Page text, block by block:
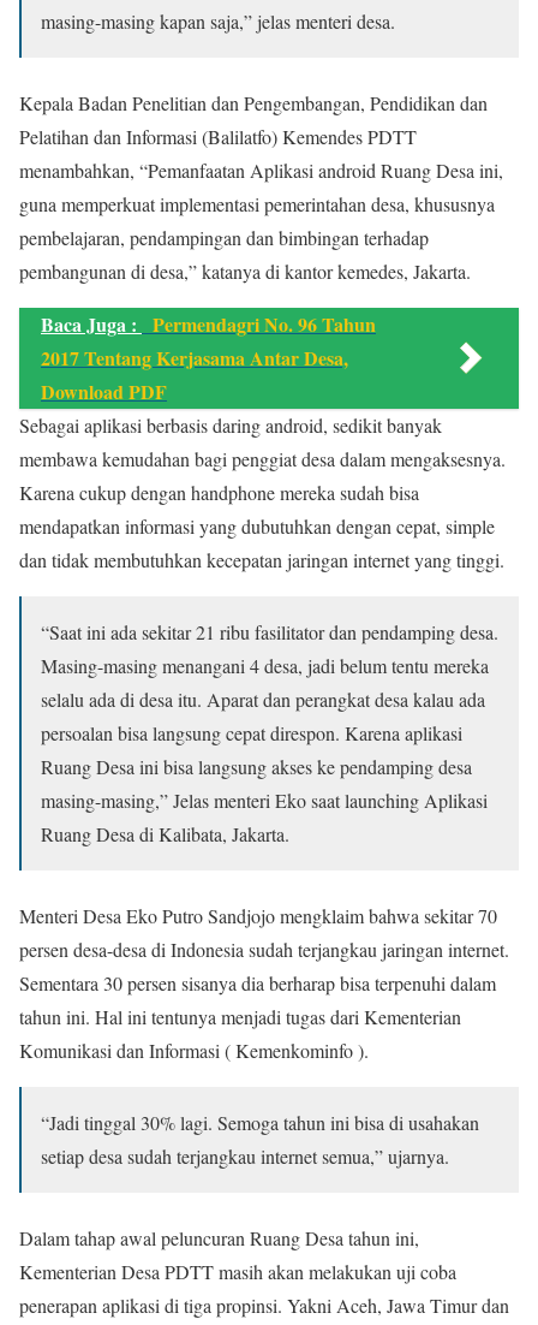
masing-masing kapan saja,” jelas menteri desa.
Kepala Badan Penelitian dan Pengembangan, Pendidikan dan
Pelatihan dan Informasi (Balilatfo) Kemendes PDTT
menambahkan, “Pemanfaatan Aplikasi android Ruang Desa ini,
guna memperkuat implementasi pemerintahan desa, khususnya
pembelajaran, pendampingan dan bimbingan terhadap
pembangunan di desa,” katanya di kantor kemedes, Jakarta.
Baca Juga :
Permendagri No. 96 Tahun
2017 Tentang Kerjasama Antar Desa,
Download PDF
Sebagai aplikasi berbasis daring android, sedikit banyak
membawa kemudahan bagi penggiat desa dalam mengaksesnya.
Karena cukup dengan handphone mereka sudah bisa
mendapatkan informasi yang dubutuhkan dengan cepat, simple
dan tidak membutuhkan kecepatan jaringan internet yang tinggi.
“Saat ini ada sekitar 21 ribu fasilitator dan pendamping desa.
Masing-masing menangani 4 desa, jadi belum tentu mereka
selalu ada di desa itu. Aparat dan perangkat desa kalau ada
persoalan bisa langsung cepat direspon. Karena aplikasi
Ruang Desa ini bisa langsung akses ke pendamping desa
masing-masing,” Jelas menteri Eko saat launching Aplikasi
Ruang Desa di Kalibata, Jakarta.
Menteri Desa Eko Putro Sandjojo mengklaim bahwa sekitar 70
persen desa-desa di Indonesia sudah terjangkau jaringan internet.
Sementara 30 persen sisanya dia berharap bisa terpenuhi dalam
tahun ini. Hal ini tentunya menjadi tugas dari Kementerian
Komunikasi dan Informasi ( Kemenkominfo ).
“Jadi tinggal 30% lagi. Semoga tahun ini bisa di usahakan
setiap desa sudah terjangkau internet semua,” ujarnya.
Dalam tahap awal peluncuran Ruang Desa tahun ini,
Kementerian Desa PDTT masih akan melakukan uji coba
penerapan aplikasi di tiga propinsi. Yakni Aceh, Jawa Timur dan